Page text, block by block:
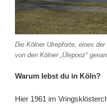
Die Kölner Ulrepforte, eines
von den Kölner „Ülepooz“
Warum lebst du in Köln?
Hier 1961 im